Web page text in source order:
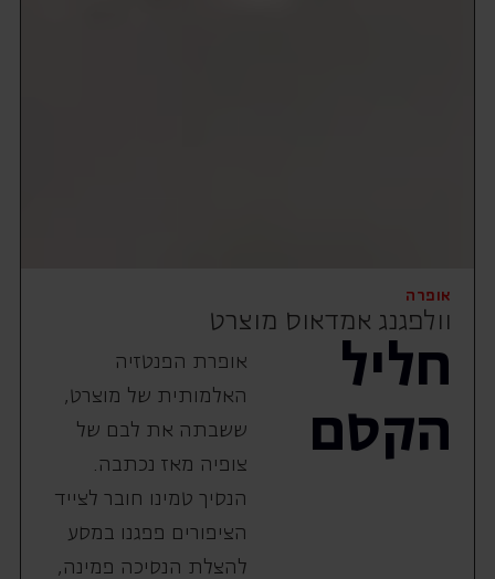
אופרה
וולפגנג אמדאוס מוצרט
חליל
הקסם
אופרת הפנטזיה
האלמותית של מוצרט,
ששבתה את לבם של
צופיה מאז נכתבה.
הנסיך טמינו חובר לצייד
הציפורים פפגנו במסע
להצלת הנסיכה פמינה,